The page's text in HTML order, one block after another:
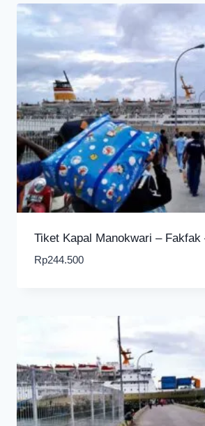
Tiket Kapal Manokwari –
Rp244.500